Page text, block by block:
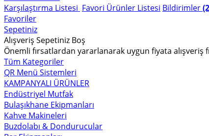
Karşılaştırma Listesi Favori Ürünler Listesi Bildirimler
Favoriler
Sepetiniz
Alışveriş Sepetiniz Boş
Önemli fırsatlardan yararlanarak uygun fiyata alışveriş
Tüm Kategoriler
QR Menü Sistemleri
KAMPANYALI ÜRÜNLER
Endüstriyel Mutfak
Bulaşıkhane Ekipmanları
Kahve Makineleri
Buzdolabı & Dondurucular